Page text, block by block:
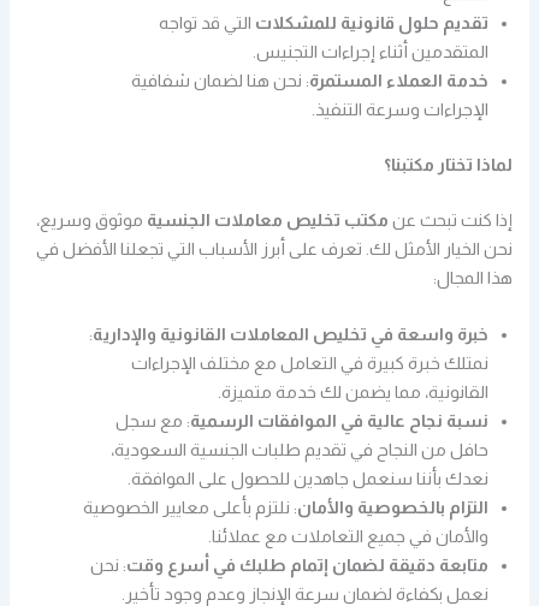
تقديم حلول قانونية للمشكلات التي قد تواجه
المتقدمين أثناء إجراءات التجنيس.
خدمة العملاء المستمرة: نحن هنا لضمان شفافية
الإجراءات وسرعة التنفيذ.
لماذا تختار مكتبنا؟
إذا كنت تبحث عن مكتب تخليص معاملات الجنسية موثوق وسريع،
نحن الخيار الأمثل لك. تعرف على أبرز الأسباب التي تجعلنا الأفضل في
هذا المجال:
خبرة واسعة في تخليص المعاملات القانونية والإدارية:
نمتلك خبرة كبيرة في التعامل مع مختلف الإجراءات
القانونية، مما يضمن لك خدمة متميزة.
نسبة نجاح عالية في الموافقات الرسمية: مع سجل
حافل من النجاح في تقديم طلبات الجنسية السعودية،
نعدك بأننا سنعمل جاهدين للحصول على الموافقة.
التزام بالخصوصية والأمان: نلتزم بأعلى معايير الخصوصية
والأمان في جميع التعاملات مع عملائنا.
متابعة دقيقة لضمان إتمام طلبك في أسرع وقت: نحن
نعمل بكفاءة لضمان سرعة الإنجاز وعدم وجود تأخير.